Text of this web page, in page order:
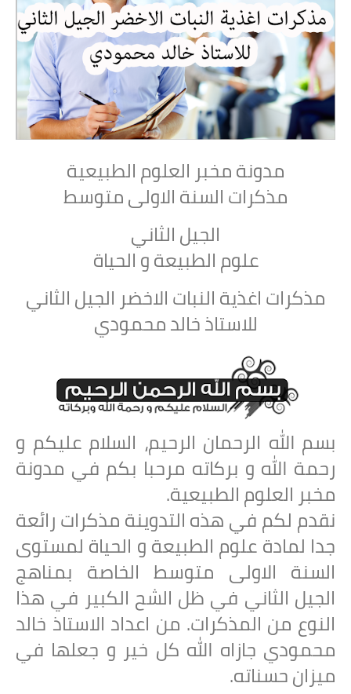
مدونة مخبر العلوم الطبيعية
مذكرات السنة الاولى متوسط
الجيل الثاني
علوم الطبيعة و الحياة
مذكرات اغذية النبات الاخضر الجيل الثاني
للاستاذ خالد محمودي
بسم الله الرحمان الرحيم، السلام عليكم و
رحمة الله و بركاته مرحبا بكم في مدونة
مخبر العلوم الطبيعية.
نقدم لكم في هذه التدوينة مذكرات رائعة
جدا لمادة علوم الطبيعة و الحياة لمستوى
السنة الاولى متوسط الخاصة بمناهج
الجيل الثاني في ظل الشح الكبير في هذا
النوع من المذكرات. من اعداد الاستاذ خالد
محمودي جازاه الله كل خير و جعلها في
ميزان حسناته.